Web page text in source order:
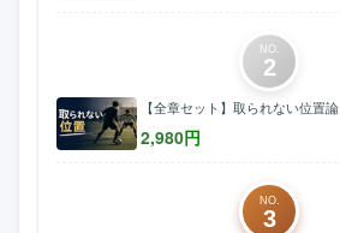
NO.
2
【全章セット】取られない位置論
2,980円
NO.
3